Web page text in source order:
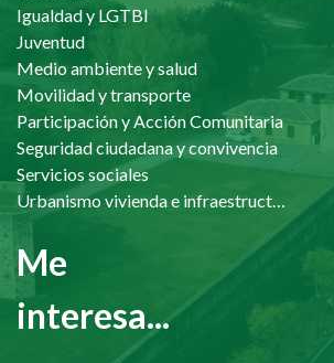
Igualdad y LGTBI
Juventud
Medio ambiente y salud
Movilidad y transporte
Participación y Acción Comunitaria
Seguridad ciudadana y convivencia
Servicios sociales
Urbanismo vivienda e infraestructuras
Me
interesa...